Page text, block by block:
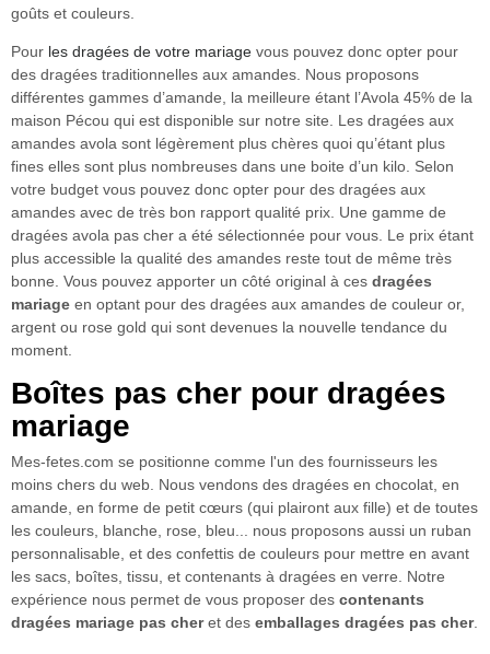
goûts et couleurs.
Pour les dragées de votre mariage vous pouvez donc opter pour
des dragées traditionnelles aux amandes. Nous proposons
différentes gammes d’amande, la meilleure étant l’Avola 45% de la
maison Pécou qui est disponible sur notre site. Les dragées aux
amandes avola sont légèrement plus chères quoi qu’étant plus
fines elles sont plus nombreuses dans une boite d’un kilo. Selon
votre budget vous pouvez donc opter pour des dragées aux
amandes avec de très bon rapport qualité prix. Une gamme de
dragées avola pas cher a été sélectionnée pour vous. Le prix étant
plus accessible la qualité des amandes reste tout de même très
bonne. Vous pouvez apporter un côté original à ces dragées
mariage en optant pour des dragées aux amandes de couleur or,
argent ou rose gold qui sont devenues la nouvelle tendance du
moment.
Boîtes pas cher pour dragées
mariage
Mes-fetes.com se positionne comme l'un des fournisseurs les
moins chers du web. Nous vendons des dragées en chocolat, en
amande, en forme de petit cœurs (qui plairont aux fille) et de toutes
les couleurs, blanche, rose, bleu... nous proposons aussi un ruban
personnalisable, et des confettis de couleurs pour mettre en avant
les sacs, boîtes, tissu, et contenants à dragées en verre. Notre
expérience nous permet de vous proposer des contenants
dragées mariage pas cheret des emballages dragées pas cher.